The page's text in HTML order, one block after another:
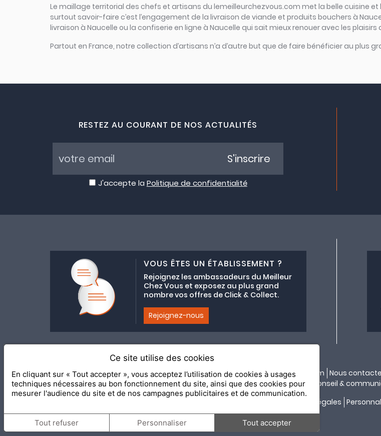
Le maillage territorial des chefs et artisans du lemeilleurchezvous.com met la belle cuisine
surtout savoir-faire c’est l’engagement de la livraison de viande et produits bouchers à
livraison à Naucelle ou la confiserie en ligne à Naucelle qui sait mieux renouer avec les plaisirs
Partout en France, notre collection d’artisans n’a d’autre but que de faire bénéficier au plus
RESTEZ AU COURANT DE NOS ACTUALITÉS
J'accepte la Politique de confidentialité
S'inscrire
VOUS ÊTES UN ÉTABLISSEMENT ?
Rejoignez les ambassadeurs du Meilleur
Chez Vous et exposez au plus grand
nombre vos offres de Click & Collect.
Rejoignez-nous
Adhésion au collectif lemeilleurchezvous.com Nous
2020 Le Meilleur Chez Vous, édité parAPI & YOU| Agence conseil &
Mentions légales
Ce site utilise des cookies
En cliquant sur « Tout accepter », vous acceptez l’utilisation de cookies à usages
techniques nécessaires au bon fonctionnement du site, ainsi que des cookies pour
mesurer l'audience du site et de nos campagnes publicitaires et de communication.
Tout refuser Personnaliser Tout accepter